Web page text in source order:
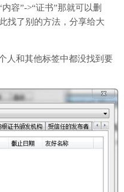
”->“证书”那就可以删
找了别的方法，分享给大
和其他标签中都没找到要